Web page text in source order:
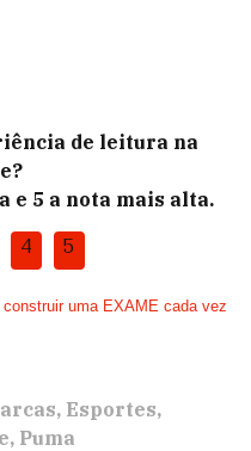
de leitura na
e 5 a nota mais alta.
4 5
uma EXAME cada vez
Esportes
Puma